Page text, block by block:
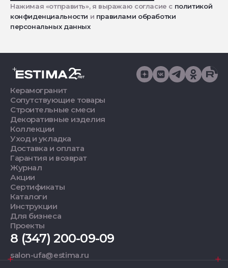
Нажимая «отправить», я выражаю согласие с политикой
конфиденциальности и правилами обработки
персональных данных
Керамогранит
Сопутствующие товары
Строительные смеси
Декоративные изделия
Коллекции
Уход и укладка
Доставка и оплата
Гарантия и возврат
Журнал
Акции
Сертификаты
Каталоги
Инструкции
Для бизнеса
Проекты
8 (347) 200-09-09
salon-ufa@estima.ru